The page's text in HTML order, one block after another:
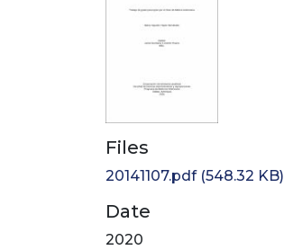
Files
20141107.pdf(548.32 KB)
Date
2020